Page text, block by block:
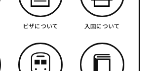
ビザについて 入国について